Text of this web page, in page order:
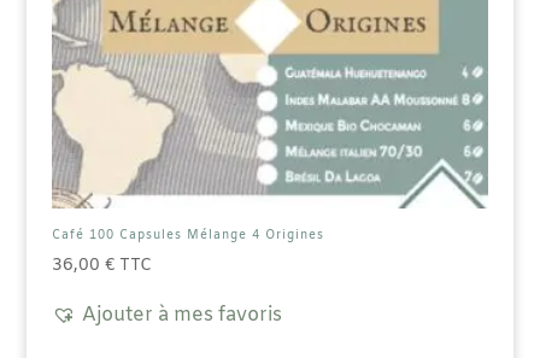
Café 100 Capsules Mélange 4 Origines
36,00 € TTC
Ajouter à mes favoris